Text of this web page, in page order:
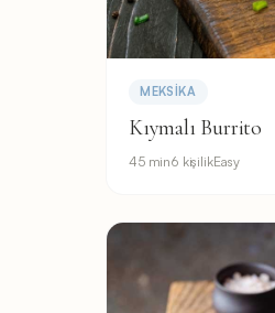
MEKSIKA
Kıymalı Burrito
45 min6 kişilikEasy